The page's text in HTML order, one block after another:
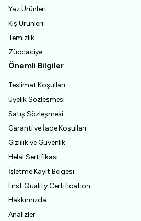
Yaz Ürünleri
Kış Ürünleri
Temizlik
Züccaciye
Önemli Bilgiler
Teslimat Koşulları
Üyelik Sözleşmesi
Satış Sözleşmesi
Garanti ve İade Koşulları
Gizlilik ve Güvenlik
Helal Sertifikası
İşletme Kayıt Belgesi
First Quality Certification
Hakkımızda
Analizler